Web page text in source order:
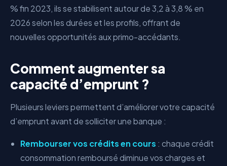
% fin 2023, ils se stabilisent autour de 3,2 à 3,8 % en
2026 selon les durées et les profils, offrant de
nouvelles opportunités aux primo-accédants.
Comment augmenter sa
capacité d’emprunt ?
Plusieurs leviers permettent d’améliorer votre capacité
d’emprunt avant de solliciter une banque :
Rembourser vos crédits en cours : chaque crédit
consommation remboursé diminue vos charges et